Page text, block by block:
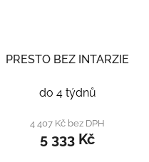
PRESTO BEZ INTARZIE
do 4 týdnů
4 407 Kč bez DPH
5 333 Kč